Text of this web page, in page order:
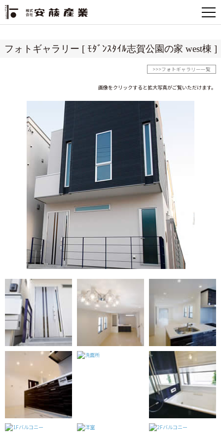
フォトギャラリー [ ﾓﾀﾞﾝｽﾀｲﾙ志賀公園の家 west棟 ]
>>>フォトギャラリー一覧
画像をクリックすると拡大写真がご覧いただけます。